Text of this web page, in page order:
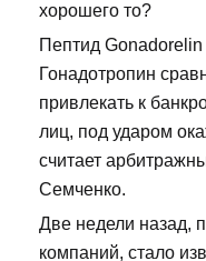
хорошего то?
Пептид
Гонадотропин
привлекать к
лиц, под ударом
считает
Семченко.
Две недели назад,
компаний, стало